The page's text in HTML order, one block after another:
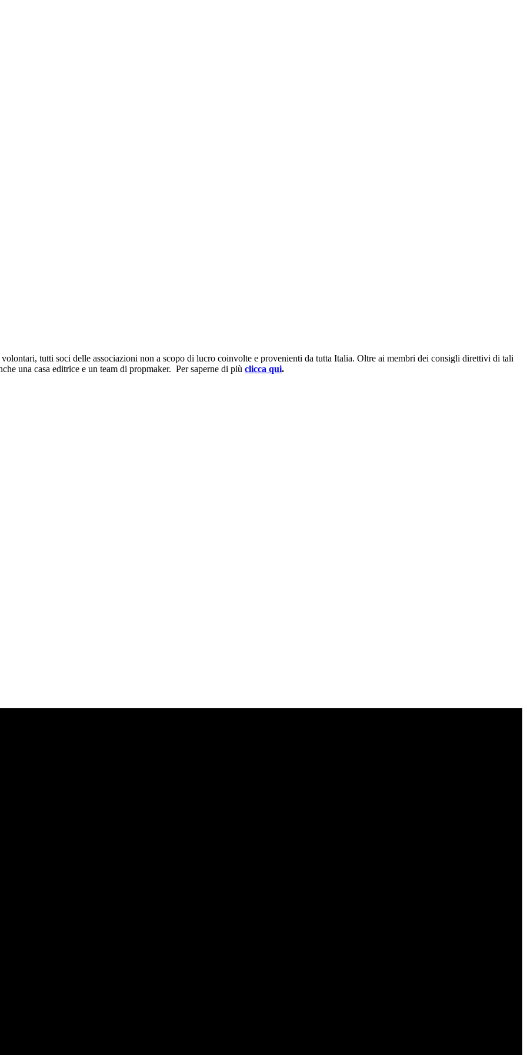
tutti soci delle associazioni non a scopo di lucro coinvolte e provenienti da tutta Italia. Oltre ai membri dei consigli direttivi di tali
una casa editrice e un team di propmaker. Per saperne di più clicca qui.